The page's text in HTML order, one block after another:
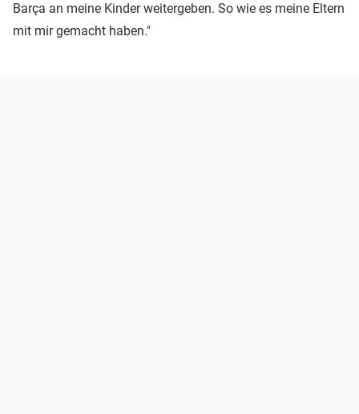
Barça an meine Kinder weitergeben. So wie es meine Eltern
mit mir gemacht haben."